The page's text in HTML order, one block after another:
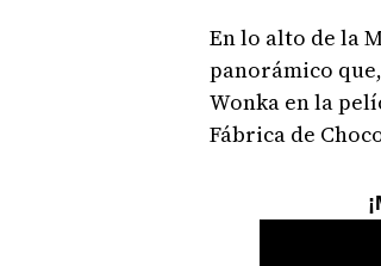
En lo alto de la
panorámico
Wonka en la
Fábrica de